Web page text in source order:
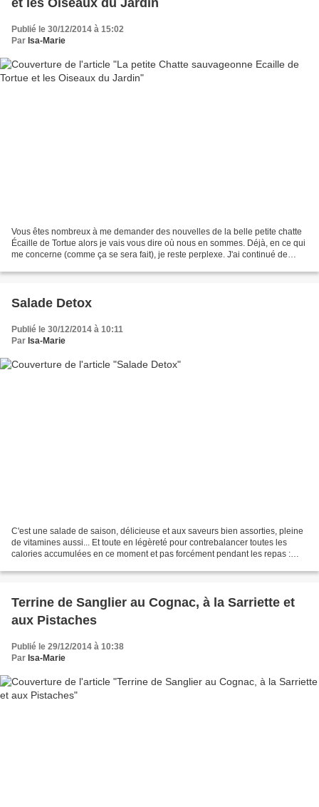
et les Oiseaux du Jardin
Publié le 30/12/2014 à 15:02
Par Isa-Marie
Vous êtes nombreux à me demander des nouvelles de la belle petite chatte
Écaille de Tortue alors je vais vous dire où nous en sommes. Déjà, en ce qui
me concerne (comme ça se sera fait), je reste perplexe. J'ai continué de
Salade Detox
Publié le 30/12/2014 à 10:11
Par Isa-Marie
C'est une salade de saison, délicieuse et aux saveurs bien assorties, pleine
de vitamines aussi... Et toute en légèreté pour contrebalancer toutes les
calories accumulées en ce moment et pas forcément pendant les repas :
Terrine de Sanglier au Cognac, à la Sarriette et
aux Pistaches
Publié le 29/12/2014 à 10:38
Par Isa-Marie